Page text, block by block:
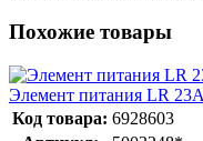
Похожие товары
Элемент питания LR
Код товара: 6928603